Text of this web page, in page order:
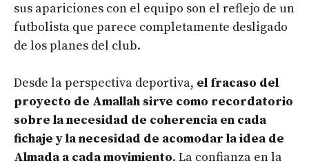
sus apariciones con el equipo son el reflejo de un
futbolista que parece completamente desligado
de los planes del club.
Desde la perspectiva deportiva, el fracaso del
proyecto de Amallah sirve como recordatorio
sobre la necesidad de coherencia en cada
fichaje y la necesidad de acomodar la idea de
Almada a cada movimiento. La confianza en la